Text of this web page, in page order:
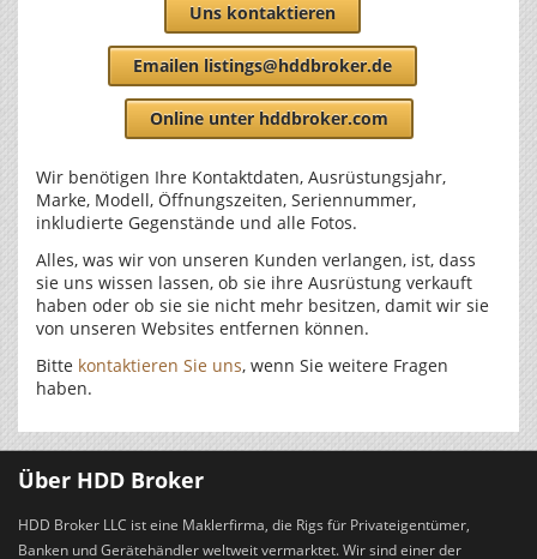
Uns kontaktieren
Emailen listings@hddbroker.de
Online unter hddbroker.com
Wir benötigen Ihre Kontaktdaten, Ausrüstungsjahr,
Marke, Modell, Öffnungszeiten, Seriennummer,
inkludierte Gegenstände und alle Fotos.
Alles, was wir von unseren Kunden verlangen, ist, dass
sie uns wissen lassen, ob sie ihre Ausrüstung verkauft
haben oder ob sie sie nicht mehr besitzen, damit wir sie
von unseren Websites entfernen können.
Bitte kontaktieren Sie uns, wenn Sie weitere Fragen
haben.
Über HDD Broker
HDD Broker LLC ist eine Maklerfirma, die Rigs für Privateigentümer,
Banken und Gerätehändler weltweit vermarktet. Wir sind einer der